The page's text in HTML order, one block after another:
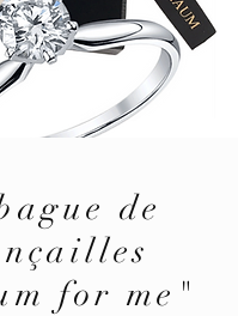
de
for me"